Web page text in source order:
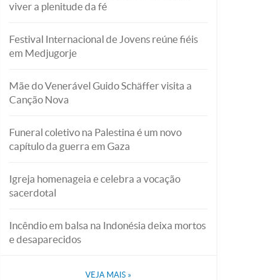
viver a plenitude da fé
Festival Internacional de Jovens reúne fiéis
em Medjugorje
Mãe do Venerável Guido Schäffer visita a
Canção Nova
Funeral coletivo na Palestina é um novo
capítulo da guerra em Gaza
Igreja homenageia e celebra a vocação
sacerdotal
Incêndio em balsa na Indonésia deixa mortos
e desaparecidos
VEJA MAIS »